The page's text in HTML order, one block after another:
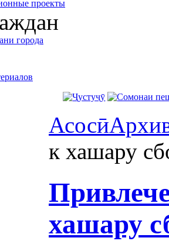
проекты
города
Асосӣ
к хашару
хашару